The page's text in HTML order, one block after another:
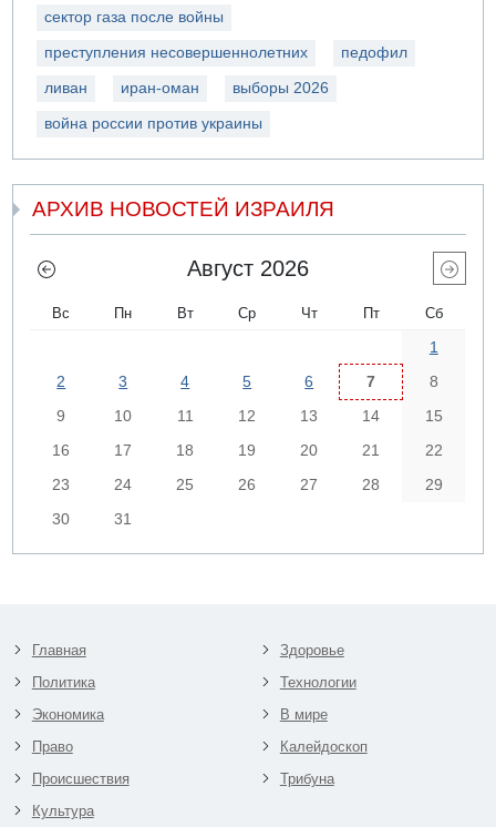
сектор газа после войны
преступления несовершеннолетних педофил
ливан иран-оман выборы 2026
война россии против украины
АРХИВ НОВОСТЕЙ ИЗРАИЛЯ
Август 2026
Вс Пн Вт Ср Чт Пт Сб
1
2
3 4 5 6 7
8
9
10 11 12 13 14
15
16
17 18 19 20 21
22
23
24 25 26 27 28
29
30
31
Главная
Политика
Экономика
Право
Происшествия
Культура
Здоровье
Технологии
В мире
Калейдоскоп
Трибуна